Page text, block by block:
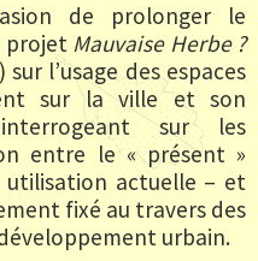
de prolonger le
projet Mauvaise Herbe ?
l’usage des espaces
sur la ville et son
sur les
entre le « présent »
utilisation actuelle – et
fixé au travers des
urbain.